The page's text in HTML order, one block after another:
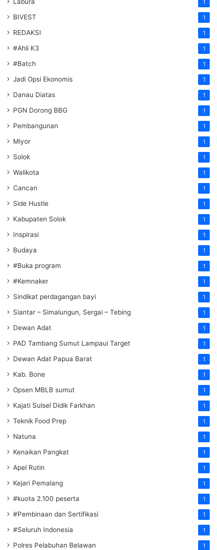
1
BIVEST 1
REDAKSI 1
#Ahli K3 1
#Batch 1
Jadi Opsi Ekonomis 1
Danau Diatas 1
PGN Dorong BBG 1
Pembangunan 1
Miyor 1
Solok 1
Walikota 1
Cancan 1
Side Hustle 1
Kabupaten Solok 1
Inspirasi 1
Budaya 1
#Buka program 1
#Kemnaker 1
Sindikat perdagangan bayi 1
Siantar – Simalungun, Sergai – Tebing 1
Dewan Adat 1
PAD Tambang Sumut Lampaui Target 1
Dewan Adat Papua Barat 1
Kab. Bone 1
Opsen MBLB sumut 1
Kajati Sulsel Didik Farkhan 1
Teknik Food Prep 1
Natuna 1
Kenaikan Pangkat 1
Apel Rutin 1
Kejari Pemalang 1
#kuota 2.100 peserta 1
#Pembinaan dan Sertifikasi 1
#Seluruh Indonesia 1
Polres Pelabuhan Belawan 1